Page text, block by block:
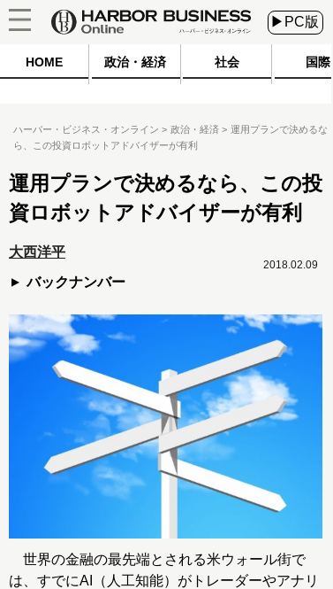
▶PC版
HOME 政治・経済 社会 国際
ハーバー・ビジネス・オンライン 政治・経済
運用プランで決めるな
ら、この投資ロボットアドバイザーが有利
運用プランで決めるなら、この投
資ロボットアドバイザーが有利
大西洋平
バックナンバー
2018.02.09
世界の金融の最先端とされる米ウォール街で
は、すでにAI（人工知能）がトレーダーやアナリ